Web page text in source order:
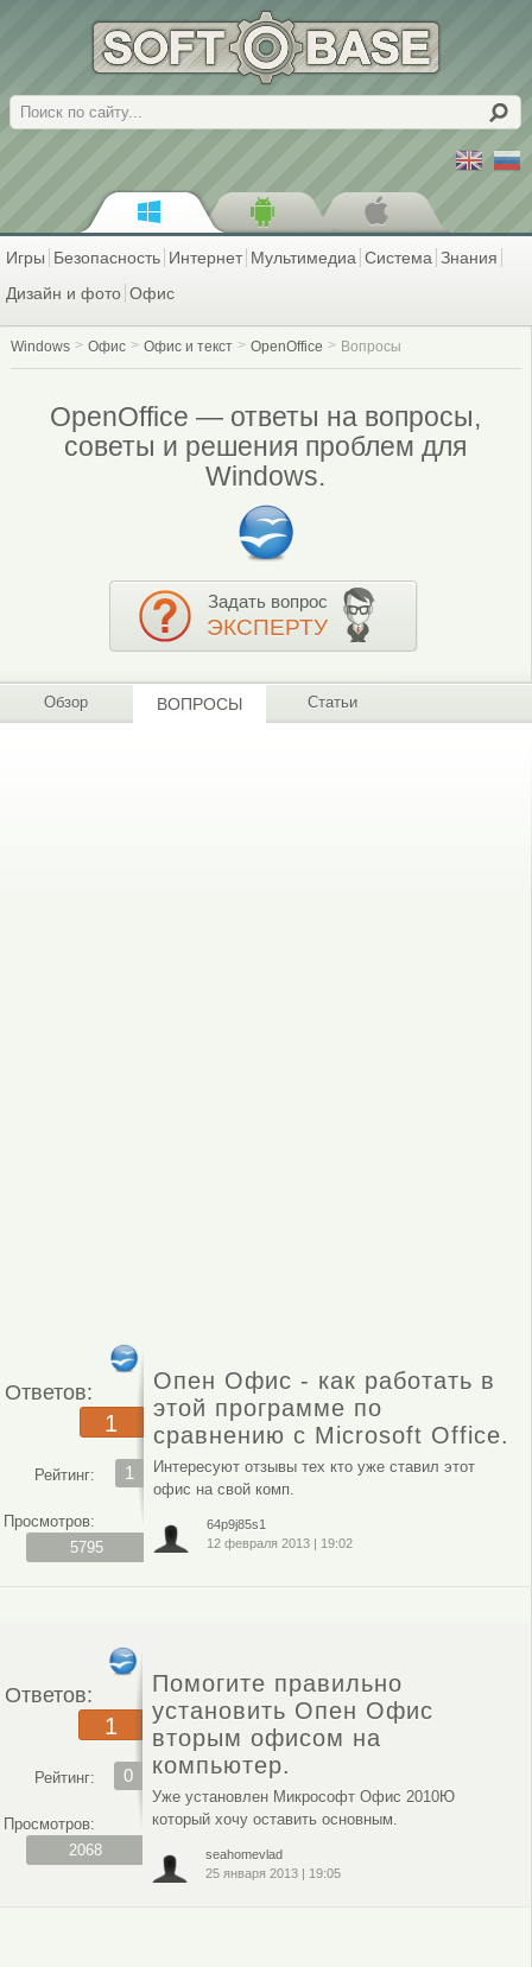
Поиск
Игры Безопасность Интернет Мультимедиа Система Знания
Дизайн и фото Офис
Windows Офис Офис и текст OpenOffice Вопросы
OpenOffice — ответы на вопросы,
советы и решения проблем для
Windows.
Задать вопрос
ЭКСПЕРТУ
Обзор ВОПРОСЫ Статьи
Ответов:
1
Рейтинг: 1
Просмотров:
5795
Опен Офис - как работать в
этой программе по
сравнению с Microsoft Office.
Интересуют отзывы тех кто уже ставил этот
офис на свой комп.
64p9j85s1
12 февраля 2013| 19:02
Ответов:
1
Рейтинг: 0
Просмотров:
2068
Помогите правильно
установить Опен Офис
вторым офисом на
компьютер.
Уже установлен Микрософт Офис 2010Ю
который хочу оставить основным.
seahomevlad
25 января 2013 | 19:05